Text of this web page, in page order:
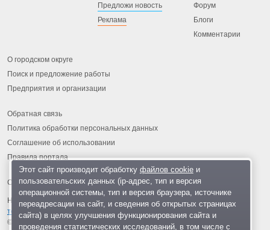
Предложи новость
Реклама
Форум
Блоги
Комментарии
О городском округе
Поиск и предложение работы
Предприятия и организации
Обратная связь
Политика обработки персональных данных
Соглашение об использовании
Правила портала
На информационном ресурсе применяются рекомендательные
технологии
© 2013-2026 «ОИНФО»,
сделано в Одинцово
Этот сайт производит обработку файлов cookieи
пользовательских данных (ip-адрес, тип и версия
операционной системы, тип и версия браузера, источнике
переадресации на сайт, и сведения об открытых страницах
сайта) в целях улучшения функционирования сайта и
проведения статистических исследований, в том числе с